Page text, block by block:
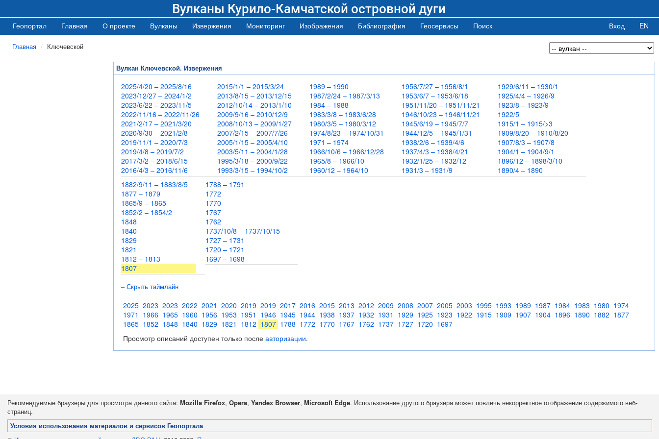
Вулканы Курило-Камчатской островной дуги
Геопортал Главная О проекте Вулканы Извержения Мониторинг Изображения Библиография Геосервисы Поиск Вход EN
Главная Ключевской
Вулкан Ключевской. Извержения
2025/4/20 – 2025/8/16
2023/12/27 – 2024/1/2
2023/6/22 – 2023/11/5
2022/11/16 – 2022/11/26
2021/2/17 – 2021/3/20
2020/9/30 – 2021/2/8
2019/11/1 – 2020/7/3
2019/4/8 – 2019/7/2
2017/3/2 – 2018/6/15
2016/4/3 – 2016/11/6
2015/1/1 – 2015/3/24
2013/8/15 – 2013/12/15
2012/10/14 – 2013/1/10
2009/9/16 – 2010/12/9
2008/10/13 – 2009/1/27
2007/2/15 – 2007/7/26
2005/1/15 – 2005/4/10
2003/5/11 – 2004/1/28
1995/3/18 – 2000/9/22
1993/3/15 – 1994/10/2
1989 – 1990
1987/2/24 – 1987/3/13
1984 – 1988
1983/3/8 – 1983/6/28
1980/3/5 – 1980/3/12
1974/8/23 – 1974/10/31
1971 – 1974
1966/10/6 – 1966/12/28
1965/8 – 1966/10
1960/12 – 1964/10
1956/7/27 – 1956/8/1
1953/6/7 – 1953/6/18
1951/11/20 – 1951/11/21
1946/10/23 – 1946/11/21
1945/6/19 – 1945/7/7
1944/12/5 – 1945/1/31
1938/2/6 – 1939/4/6
1937/4/3 – 1938/4/21
1932/1/25 – 1932/12
1931/3 – 1931/9
1929/6/11 – 1930/1
1925/4/4 – 1926/9
1923/8 – 1923/9
1922/5
1915/1 – 1915/>3
1909/8/20 – 1910/8/20
1907/8/3 – 1907/8
1904/1 – 1904/9/1
1896/12 – 1898/3/10
1890/4 – 1890
1882/9/11 – 1883/8/5
1877 – 1879
1865/9 – 1865
1852/2 – 1854/2
1848
1840
1829
1821
1812 – 1813
1807
1788 – 1791
1772
1770
1767
1762
1737/10/8 – 1737/10/15
1727 – 1731
1720 – 1721
1697 – 1698
– Скрыть таймлайн
2025 2023 2023 2022 2021 2020 2019 2019 2017 2016 2015 2013 2012 2009 2008 2007 2005 2003 1995 1993 1989 1987 1984 1983 1980 1974
1971 1966 1965 1960 1956 1953 1951 1946 1945 1944 1938 1937 1932 1931 1929 1925 1923 1922 1915 1909 1907 1904 1896 1890 1882 1877
1865 1852 1848 1840 1829 1821 1812 1807 1788 1772 1770 1767 1762 1737 1727 1720 1697
Просмотр описаний доступен только после авторизации.
Рекомендуемые браузеры для просмотра данного сайта: Mozilla Firefox, Opera, Yandex Browser, Microsoft Edge. Использование другого браузера может повлечь некорректное отображение содержимого веб-
страниц.
Условия использования материалов и сервисов Геопортала